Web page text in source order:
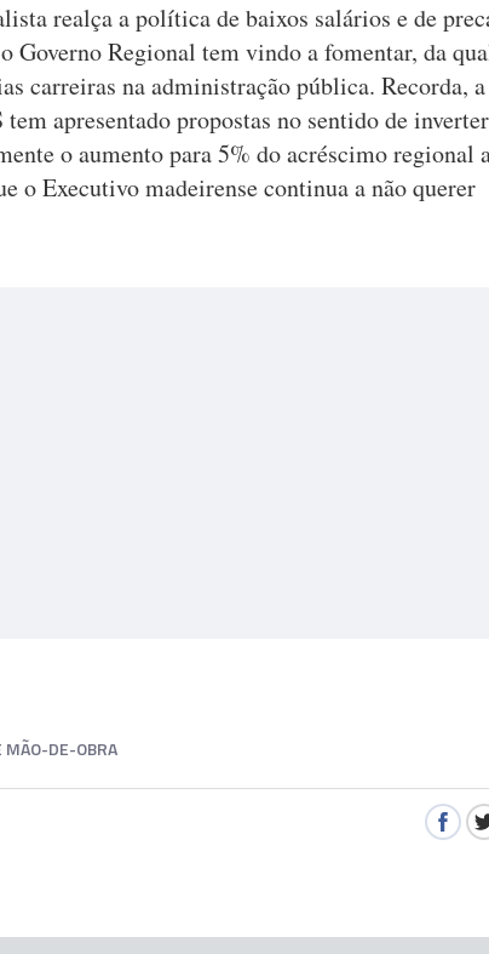
realça a política de baixos salários e de
Governo Regional tem vindo a fomentar, da
carreiras na administração pública. Recorda, a
apresentado propostas no sentido de
o aumento para 5% do acréscimo regional
o Executivo madeirense continua a não querer
MÃO-DE-OBRA